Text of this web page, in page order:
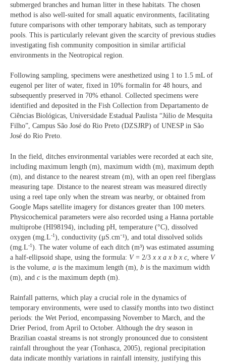
submerged branches and human litter in these habitats. The chosen
method is also well-suited for small aquatic environments, facilitating
future comparisons with other temporary habitats, such as temporary
pools. This is particularly relevant given the scarcity of previous studies
investigating fish community composition in similar artificial
environments in the Neotropical region.
Following sampling, specimens were anesthetized using 1 to 1.5 mL of
eugenol per liter of water, fixed in 10% formalin for 48 hours, and
subsequently preserved in 70% ethanol. Collected specimens were
identified and deposited in the Fish Collection from Departamento de
Ciências Biológicas, Universidade Estadual Paulista “Júlio de Mesquita
Filho”, Campus São José do Rio Preto (DZSJRP) of UNESP in São
José do Rio Preto.
In the field, ditches environmental variables were recorded at each site,
including maximum length (m), maximum width (m), maximum depth
(m), and distance to the nearest stream (m), with an open reel fiberglass
measuring tape. Distance to the nearest stream was measured directly
using a reel tape only when the stream was nearby, or obtained from
Google Maps satellite imagery for distances greater than 100 meters.
Physicochemical parameters were also recorded using a Hanna portable
multiprobe (HI98194), including pH, temperature (°C), dissolved
oxygen (mg.L-1), conductivity (µS.cm⁻¹), and total dissolved solids
(mg.L-1). The water volume of each ditch (m³) was estimated assuming
a half-ellipsoid shape, using the formula: V= 2/3 x x a x b x c , where V
is the volume, a is the maximum length (m), b is the maximum width
(m), and c is the maximum depth (m).
Rainfall patterns, which play a crucial role in the dynamics of
temporary environments, were used to classify months into two distinct
periods: the Wet Period, encompassing November to March, and the
Drier Period, from April to October. Although the dry season in
Brazilian coastal streams is not strongly pronounced due to consistent
rainfall throughout the year (Tonhasca, 2005), regional precipitation
data indicate monthly variations in rainfall intensity, justifying this